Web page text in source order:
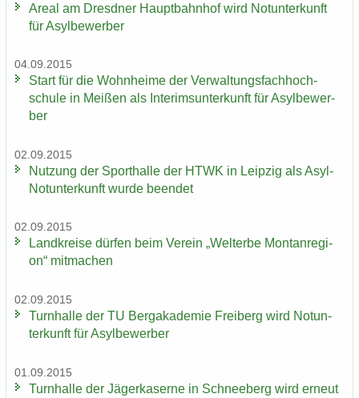
Areal am Dresd­ner Haupt­bahn­hof wird Not­un­ter­kunft
für Asyl­be­wer­ber
04.09.2015
Start für die Wohn­hei­me der Ver­wal­tungs­fach­hoch­
schu­le in Mei­ßen als In­te­rims­un­ter­kunft für Asyl­be­wer­
ber
02.09.2015
Nut­zung der Sport­hal­le der HTWK in Leip­zig als Asyl-​
Notunterkunft wurde be­en­det
02.09.2015
Land­krei­se dür­fen beim Ver­ein „Welt­erbe Mon­tan­re­gi­
on“ mit­ma­chen
02.09.2015
Turn­hal­le der TU Berg­aka­de­mie Frei­berg wird Not­un­
ter­kunft für Asyl­be­wer­ber
01.09.2015
Turn­hal­le der Jä­ger­ka­ser­ne in Schnee­berg wird er­neut